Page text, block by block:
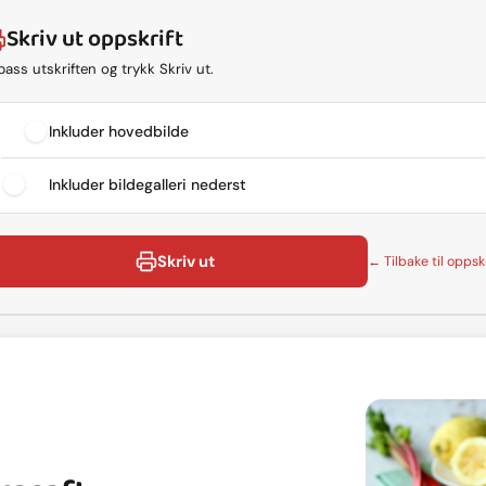
Skriv ut oppskrift
utskriften og trykk Skriv ut.
Inkluder hovedbilde
Inkluder bildegalleri nederst
Skriv ut ← Tilbake til